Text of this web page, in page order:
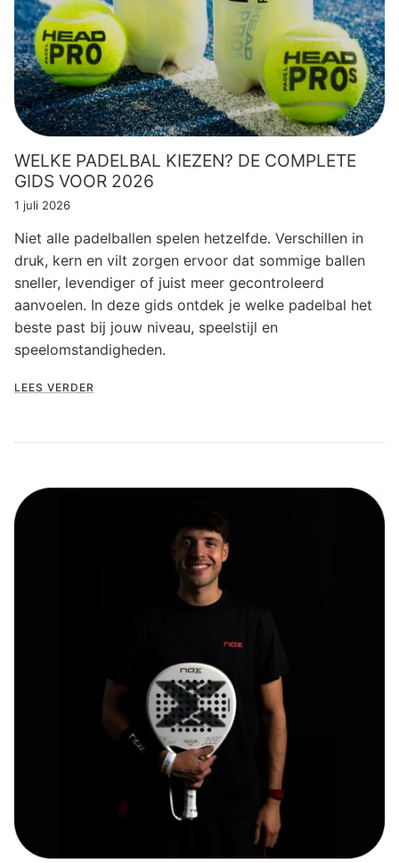
WELKE PADELBAL KIEZEN? DE COMPLETE
GIDS VOOR 2026
1 juli 2026
Niet alle padelballen spelen hetzelfde. Verschillen in
druk, kern en vilt zorgen ervoor dat sommige ballen
sneller, levendiger of juist meer gecontroleerd
aanvoelen. In deze gids ontdek je welke padelbal het
beste past bij jouw niveau, speelstijl en
speelomstandigheden.
LEES VERDER